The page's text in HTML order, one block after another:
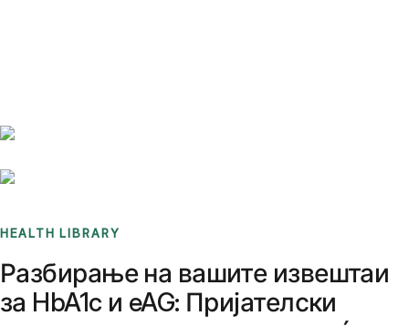
HEALTH LIBRARY
Разбирање на вашите извештаи
за HbA1c и eAG: Пријателски